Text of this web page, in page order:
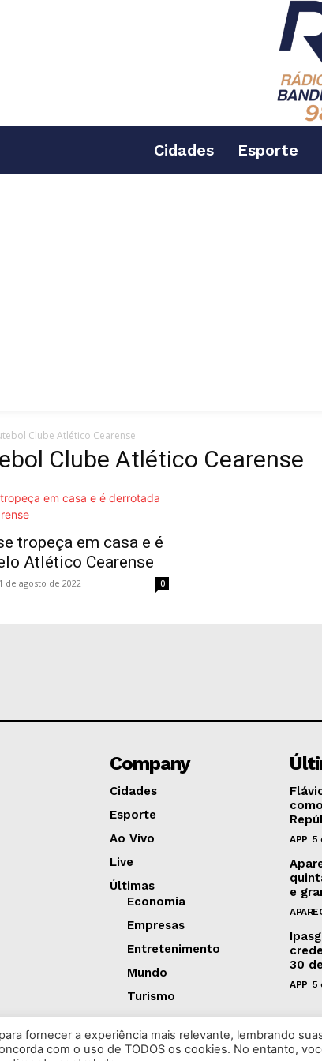
Cidades Esporte
Clube Atlético Cearense
Clube Atlético Cearense
tropeça em casa e é
Atlético Cearense
1 de agosto de 2022 0
Company
Cidades
Esporte
Ao Vivo
Live
Últimas
Economia
Empresas
Entretenimento
Mundo
Turismo
APP 5
e
30
APP 5
fornecer a experiência mais relevante, lembrando
com o uso de TODOS os cookies. No entanto,